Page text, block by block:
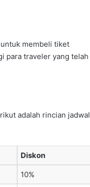
membeli tiket
para traveler yang telah
adalah rincian jadwal
Diskon
10%